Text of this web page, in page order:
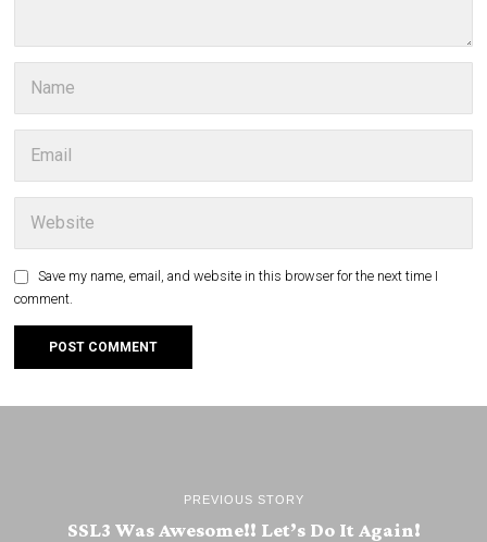
Save my name, email, and website in this browser for the next time I
comment.
PREVIOUS STORY
SSL3 Was Awesome!! Let’s Do It Again!